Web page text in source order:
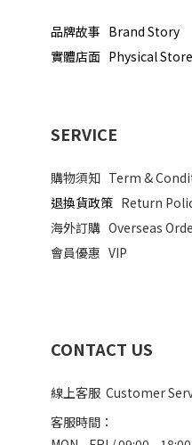
品牌故事 Brand Story
實體店面 Physical Store
SERVICE
購物須知 Term &
退換貨政策 Return
海外訂購 Overseas
會員優惠 VIP
CONTACT US
線上客服 Customer
客服時間：